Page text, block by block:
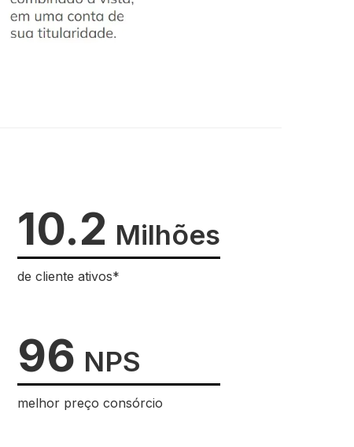
10.2 Milhões
de cliente ativos*
96 NPS
melhor preço consórcio